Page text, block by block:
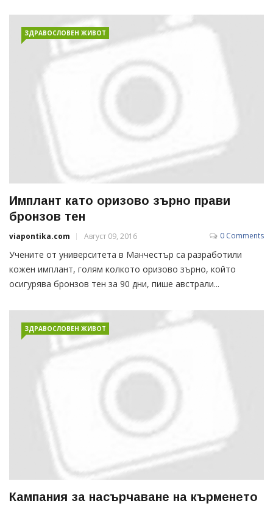
ЗДРАВОСЛОВЕН ЖИВОТ
Имплант като оризово зърно прави
бронзов тен
viapontika.com Август 09, 2016 0 Comments
Учените от университета в Манчестър са разработили
кожен имплант, голям колкото оризово зърно, който
осигурява бронзов тен за 90 дни, пише австрали...
ЗДРАВОСЛОВЕН ЖИВОТ
Кампания за насърчаване на кърменето